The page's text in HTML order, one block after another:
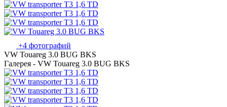
+4 фотографий
VW Touareg 3.0 BUG BKS
Галерея - VW Touareg 3.0 BUG BKS